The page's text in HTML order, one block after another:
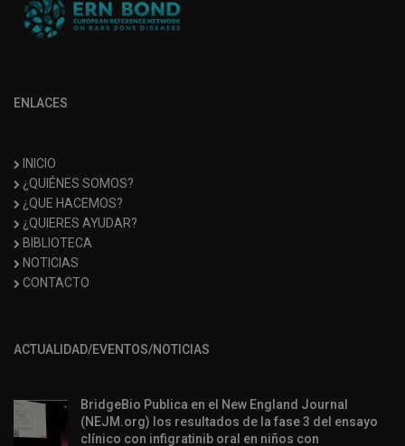
ENLACES
INICIO
¿QUIÉNES SOMOS?
¿QUE HACEMOS?
¿QUIERES AYUDAR?
BIBLIOTECA
NOTICIAS
CONTACTO
ACTUALIDAD/EVENTOS/NOTICIAS
BridgeBio Publica en el New England Journal
(NEJM.org) los resultados de la fase 3 del ensayo
clínico con infigratinib oral en niños con